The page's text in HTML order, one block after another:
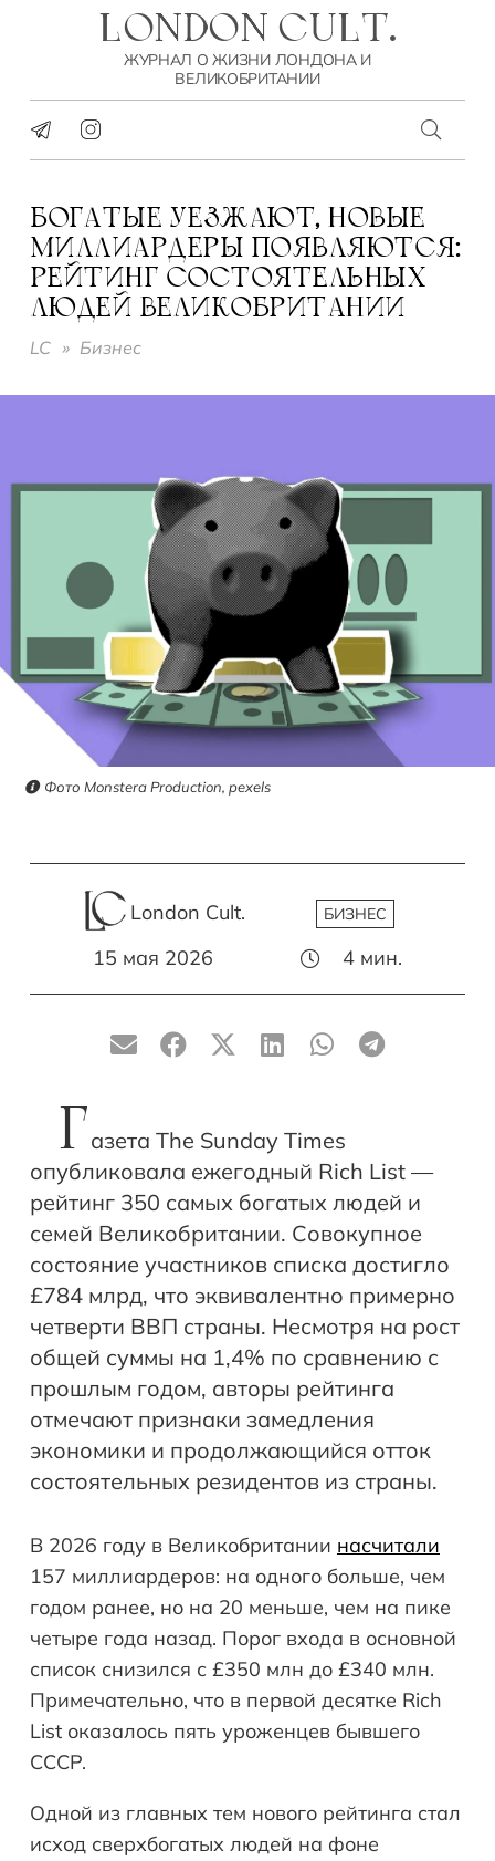
LONDON CULT.
ЖУРНАЛ О ЖИЗНИ ЛОНДОНА И
ВЕЛИКОБРИТАНИИ
БОГАТЫЕ УЕЗЖАЮТ, НОВЫЕ
МИЛЛИАРДЕРЫ ПОЯВЛЯЮТСЯ:
РЕЙТИНГ СОСТОЯТЕЛЬНЫХ
ЛЮДЕЙ ВЕЛИКОБРИТАНИИ
LC » Бизнес
Фото Monstera Production, pexels
London Cult. БИЗНЕС
15 мая 2026 4 мин.
Г азета The Sunday Times
опубликовала ежегодный Rich List —
рейтинг 350 самых богатых людей и
семей Великобритании. Совокупное
состояние участников списка достигло
£784 млрд, что эквивалентно примерно
четверти ВВП страны. Несмотря на рост
общей суммы на 1,4% по сравнению с
прошлым годом, авторы рейтинга
отмечают признаки замедления
экономики и продолжающийся отток
состоятельных резидентов из страны.
В 2026 году в Великобритании насчитали
157 миллиардеров: на одного больше, чем
годом ранее, но на 20 меньше, чем на пике
четыре года назад. Порог входа в основной
список снизился с £350 млн до £340 млн.
Примечательно, что в первой десятке Rich
List оказалось пять уроженцев бывшего
СССР.
Одной из главных тем нового рейтинга стал
исход сверхбогатых людей на фоне